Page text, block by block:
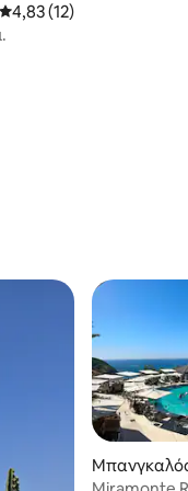
Μέση βαθμολογία: 4,83
4,83 (12)
έρη